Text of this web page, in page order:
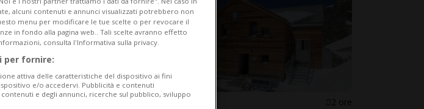
GRIGIONI 2 ore
alcuni contenuti e annunci visualizzati potrebbero non
menu per modificare le tue scelte o per revocare il
in fondo alla pagina web.. Tali scelte avranno effetto
consulta l'Informativa sulla privacy.
per fornire:
attiva delle caratteristiche del dispositivo ai fini
e/o accedervi. Pubblicità e contenuti
e degli annunci, ricerche sul pubblico, sviluppo